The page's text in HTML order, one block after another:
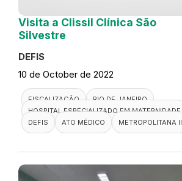
Visita a Clissil Clínica São
Silvestre
DEFIS
10 de October de 2022
FISCALIZAÇÃO
RIO DE JANEIRO
HOSPITAL ESPECIALIZADO EM MATERNIDADE
DEFIS
ATO MÉDICO METROPOLITANA II